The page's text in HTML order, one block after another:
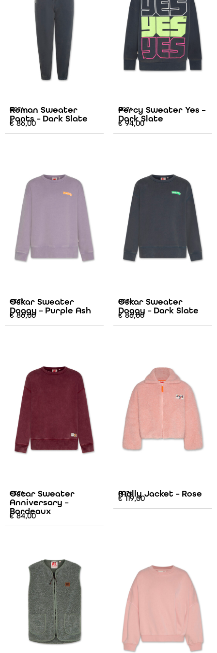
AO76
Roman Sweater
Pants – Dark Slate
€86,00
AO76
Percy Sweater Yes –
Dark Slate
€94,00
AO76
Oskar Sweater
Doggy – Purple Ash
€86,00
AO76
Oskar Sweater
Doggy – Dark Slate
€86,00
AO76
Oscar Sweater
Anniversary –
Bordeaux
€84,00
AO76
Molly Jacket – Rose
€119,00